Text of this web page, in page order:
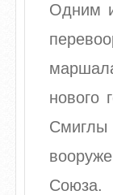
Одним
нового
Смиглы
Союза.